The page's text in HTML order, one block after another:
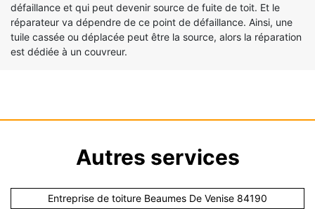
défaillance et qui peut devenir source de fuite de toit. Et le
réparateur va dépendre de ce point de défaillance. Ainsi, une
tuile cassée ou déplacée peut être la source, alors la réparation
est dédiée à un couvreur.
Autres services
Entreprise de toiture Beaumes De Venise 84190